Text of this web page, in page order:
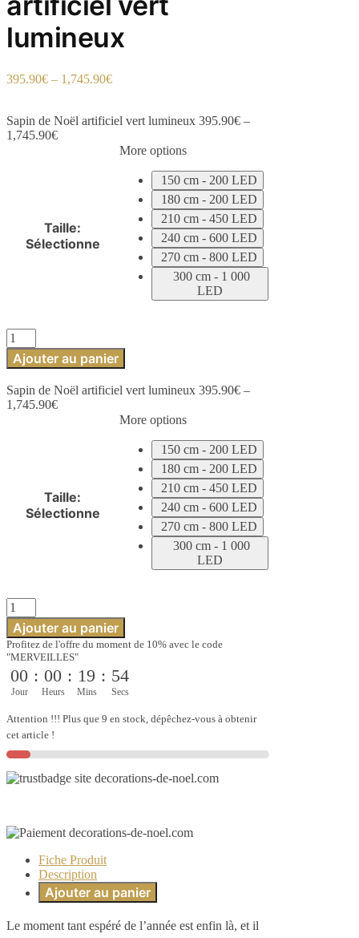
lumineux
395.90€ – 1,745.90€
Sapin de Noël artificiel vert lumineux 395.90€ –
1,745.90€
Taille:
Sélectionne
More options
150 cm - 200 LED
180 cm - 200 LED
210 cm - 450 LED
240 cm - 600 LED
270 cm - 800 LED
300 cm - 1 000
LED
quantité
de
Sapin
Noël
artificiel
Ajouter au panier
Sapin de Noël artificiel vert lumineux 395.90€ –
1,745.90€
Taille:
Sélectionne
More options
150 cm - 200 LED
180 cm - 200 LED
210 cm - 450 LED
240 cm - 600 LED
270 cm - 800 LED
300 cm - 1 000
LED
quantité
de
Sapin
de
Noël
artificiel
vert
Ajouter au panier
Profitez de l'offre du moment de 10% avec le code
"MERVEILLES"
00
Jour
: 00
Heurs
: 19
Mins
: 53
Secs
Attention !!! Plus que 9 en stock, dépêchez-vous à obtenir
cet article !
Fiche Produit
Description
Ajouter au panier
Le moment tant espéré de l’année est enfin là, et il